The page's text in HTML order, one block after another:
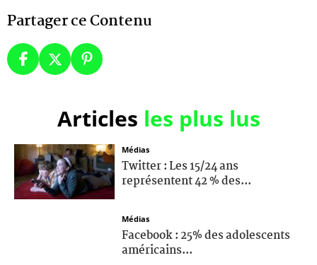
Partager ce Contenu
Articles les plus lus
Médias
Twitter : Les 15/24 ans
représentent 42 % des...
Médias
Facebook : 25% des adolescents
américains...